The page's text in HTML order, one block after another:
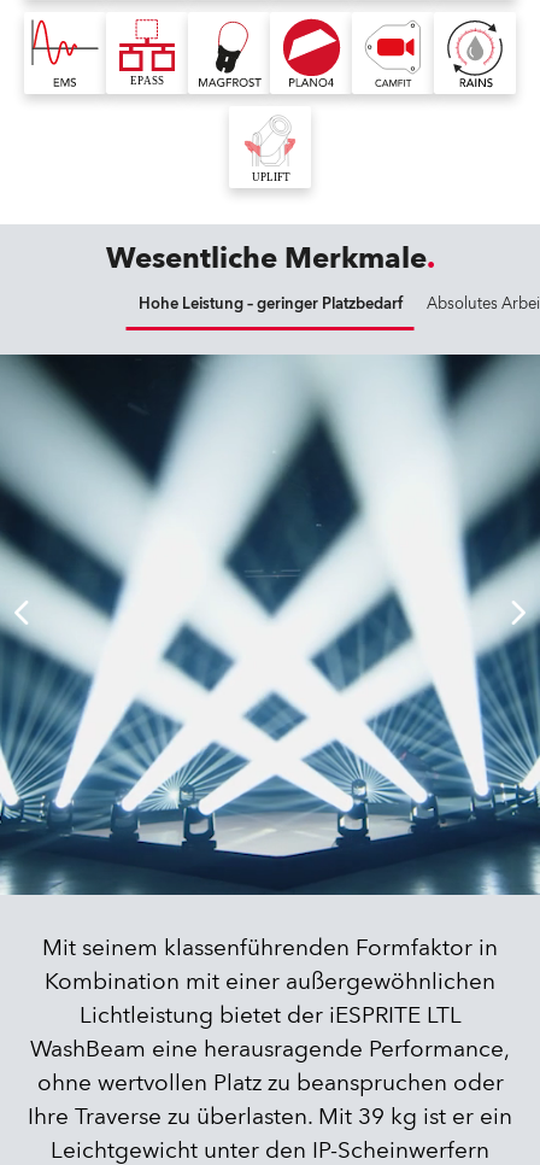
Wesentliche Merkmale
Hohe Leistung – geringer Platzbedarf Absolutes
Mit seinem klassenführenden Formfaktor in
Kombination mit einer außergewöhnlichen
Lichtleistung bietet der iESPRITE LTL
WashBeam eine herausragende Performance,
ohne wertvollen Platz zu beanspruchen oder
Ihre Traverse zu überlasten. Mit 39 kg ist er ein
Leichtgewicht unter den IP-Scheinwerfern